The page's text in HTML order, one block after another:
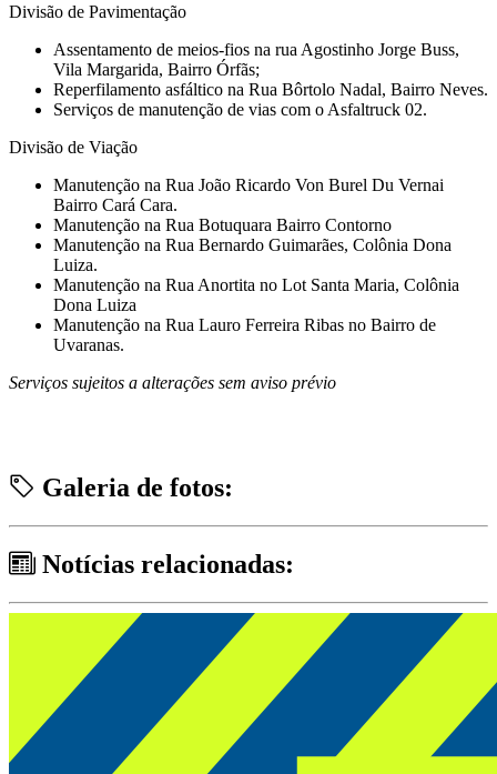
Divisão de Pavimentação
Assentamento de meios-fios na rua Agostinho Jorge Buss,
Vila Margarida, Bairro Órfãs;
Reperfilamento asfáltico na Rua Bôrtolo Nadal, Bairro Neves.
Serviços de manutenção de vias com o Asfaltruck 02.
Divisão de Viação
Manutenção na Rua João Ricardo Von Burel Du Vernai
Bairro Cará Cara.
Manutenção na Rua Botuquara Bairro Contorno
Manutenção na Rua Bernardo Guimarães, Colônia Dona
Luiza.
Manutenção na Rua Anortita no Lot Santa Maria, Colônia
Dona Luiza
Manutenção na Rua Lauro Ferreira Ribas no Bairro de
Uvaranas.
Serviços sujeitos a alterações sem aviso prévio
Galeria de fotos:
Notícias relacionadas: